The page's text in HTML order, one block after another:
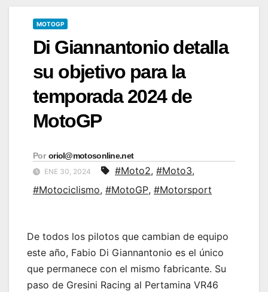
MOTOGP
Di Giannantonio detalla
su objetivo para la
temporada 2024 de
MotoGP
Por oriol@motosonline.net
ENE 30, 2024 #Moto2, #Moto3,
#Motociclismo, #MotoGP, #Motorsport
De todos los pilotos que cambian de equipo
este año, Fabio Di Giannantonio es el único
que permanece con el mismo fabricante. Su
paso de Gresini Racing al Pertamina VR46